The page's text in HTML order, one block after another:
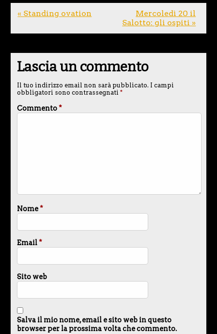
« Standing ovation
Mercoledì 20 il
Salotto: gli ospiti »
Lascia un commento
Il tuo indirizzo email non sarà pubblicato. I campi
obbligatori sono contrassegnati *
Commento*
Nome*
Email*
Sito web
Salva il mio nome, email e sito web in questo
browser per la prossima volta che commento.